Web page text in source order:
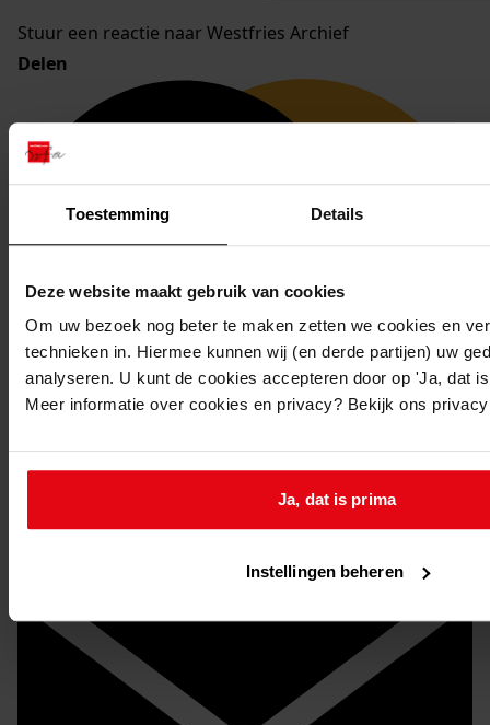
Toestemming Details
Deze website maakt gebruik van cookies
Om uw bezoek nog beter te maken zetten we cookies en
technieken in. Hiermee kunnen wij (en derde partijen) uw
analyseren. U kunt de cookies accepteren door op 'Ja, dat
Meer informatie over cookies en privacy? Bekijk ons
Ja, dat is prima
Instellingen beheren
Stuur een reactie naar Westfries Archief
Delen
OPEN DATA